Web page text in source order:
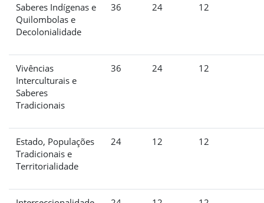
Saberes Indígenas e
Quilombolas e
Decolonialidade
36 24 12
Vivências
Interculturais e
Saberes
Tradicionais
36 24 12
Estado, Populações
Tradicionais e
Territorialidade
24 12 12